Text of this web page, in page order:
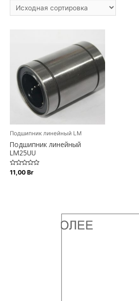
Подшипник линейный LM
Подшипник линейный
LM25UU
Оценка
0
11,00 Br